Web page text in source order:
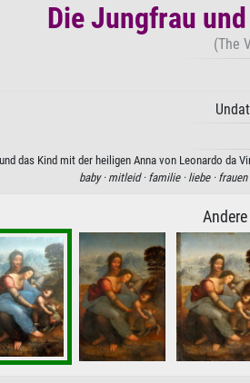
Die Jungfrau
(The
das Kind mit der heiligen Anna von Leonardo da
baby · mitleid · familie · liebe · frauen